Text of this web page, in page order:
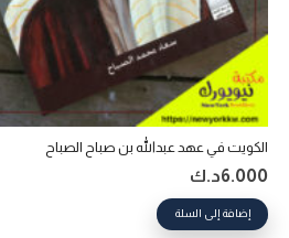
الكويت في عهد عبدالله بن صباح الصباح
6.000د.ك
إضافة إلى السلة